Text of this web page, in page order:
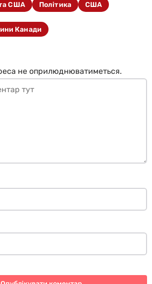
США Політика США
Канади
не оприлюднюватиметься.